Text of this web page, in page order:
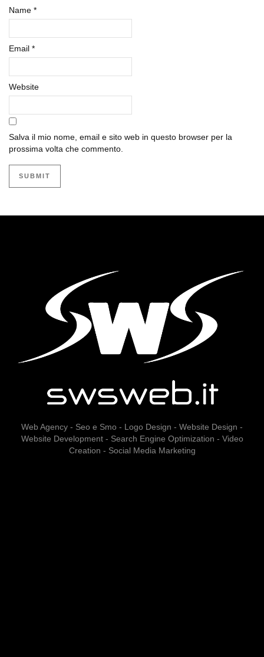
Name *
Email *
Website
Salva il mio nome, email e sito web in questo browser per la
prossima volta che commento.
Web Agency - Seo e Smo - Logo Design - Website Design -
Website Development - Search Engine Optimization - Video
Creation - Social Media Marketing